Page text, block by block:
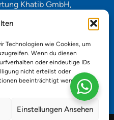
Technologien wie Cookies, um
Wenn du diesen
oder eindeutige IDs
nicht erteilst oder
beeinträchtigt werden.
Einstellungen Ansehen
Khatib GmbH,
30